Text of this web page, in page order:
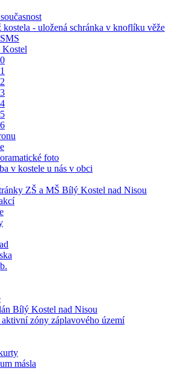
kostela - uložená schránka v knoflíku věže
foto
v kostele u nás v obci
ZŠ a MŠ Bílý Kostel nad Nisou
Bílý Kostel nad Nisou
zóny záplavového území
másla